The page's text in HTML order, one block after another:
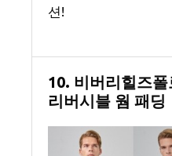
션!
10. 비버리힐즈
리버시블 웜 패딩